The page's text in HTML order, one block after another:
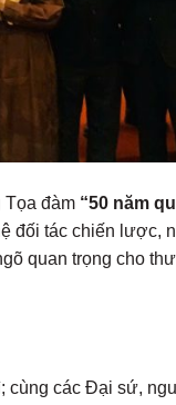
Tọa đàm “50 năm
đối tác chiến lược,
quan trọng cho
các Đại sứ,